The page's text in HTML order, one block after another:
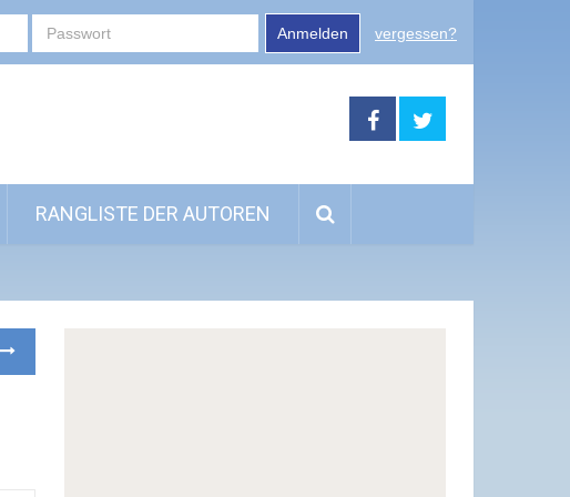
Anmelden vergessen?
RANGLISTE DER AUTOREN